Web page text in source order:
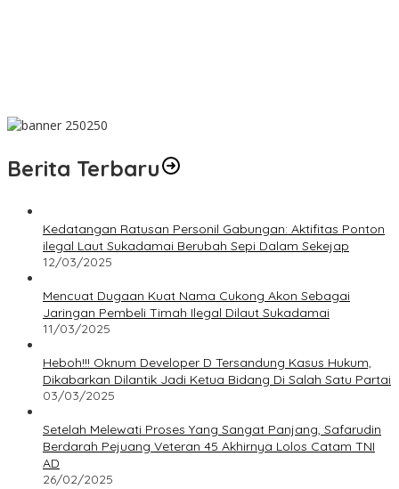
Berita Terbaru
Kedatangan Ratusan Personil Gabungan: Aktifitas Ponton
ilegal Laut Sukadamai Berubah Sepi Dalam Sekejap
12/03/2025
Mencuat Dugaan Kuat Nama Cukong Akon Sebagai
Jaringan Pembeli Timah Ilegal Dilaut Sukadamai
11/03/2025
Heboh!!! Oknum Developer D Tersandung Kasus Hukum,
Dikabarkan Dilantik Jadi Ketua Bidang Di Salah Satu Partai
03/03/2025
Setelah Melewati Proses Yang Sangat Panjang, Safarudin
Berdarah Pejuang Veteran 45 Akhirnya Lolos Catam TNI
AD
26/02/2025